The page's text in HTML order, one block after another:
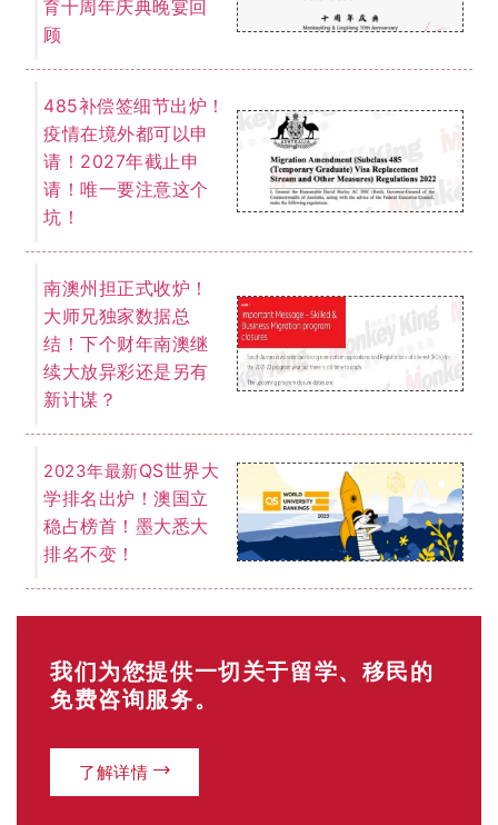
育十周年庆典晚宴回
顾
485补偿签细节出炉！
疫情在境外都可以申
请！2027年截止申
请！唯一要注意这个
坑！
南澳州担正式收炉！
大师兄独家数据总
结！下个财年南澳继
续大放异彩还是另有
新计谋？
2023年最新QS世界大
学排名出炉！澳国立
稳占榜首！墨大悉大
排名不变！
我们为您提供一切关于留学、移民的
免费咨询服务。
了解详情